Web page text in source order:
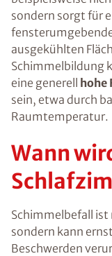
sondern sorgt für
ausgekühlten
Schimmelbildung
eine generell
sein, etwa durch
Raumtemperatur.
Wann
Schimmelbefall ist
sondern kann
Beschwerden